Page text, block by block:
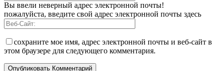
Вы ввели неверный адрес электронной почты!
пожалуйста, введите свой адрес электронной почты здесь
сохраните мое имя, адрес электронной почты и веб-сайт в
этом браузере для следующего комментария.